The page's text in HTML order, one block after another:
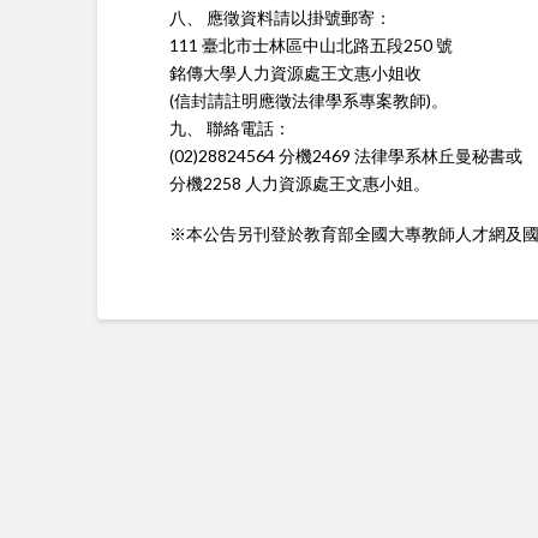
八、 應徵資料請以掛號郵寄：
111 臺北市士林區中山北路五段250 號
銘傳大學人力資源處王文惠小姐收
(信封請註明應徵法律學系專案教師)。
九、 聯絡電話：
(02)28824564 分機2469 法律學系林丘曼秘書或
分機2258 人力資源處王文惠小姐。
※本公告另刊登於教育部全國大專教師人才網及